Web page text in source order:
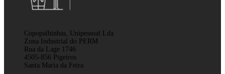
Copopalhinhas, Unipessoal Lda
Zona Industrial do PERM
Rua da Lage 1746
4505-856 Pigeiros
Santa Maria da Feira